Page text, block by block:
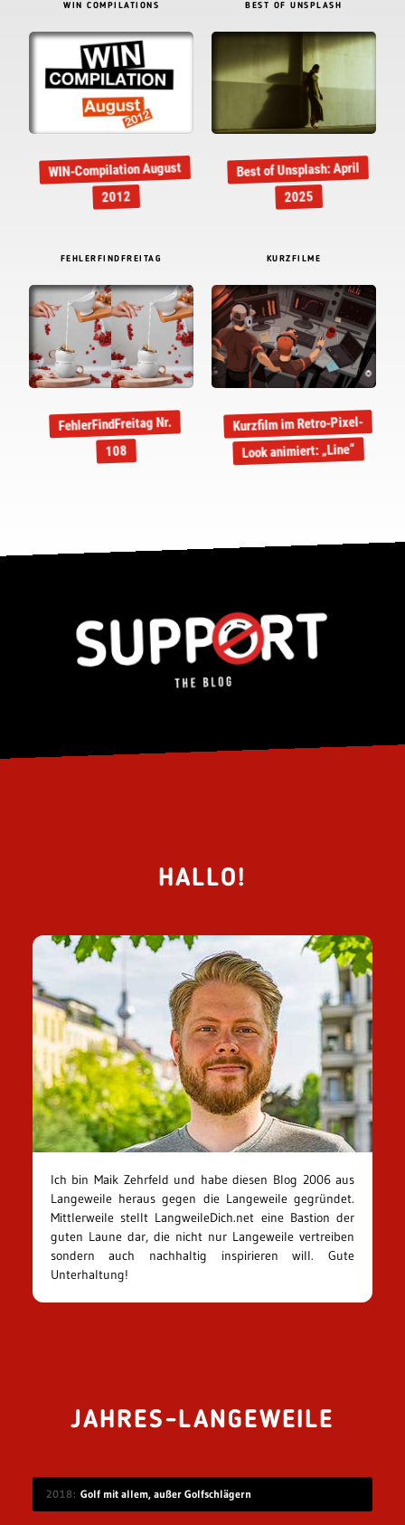
WIN COMPILATIONS
WIN-Compilation August
2012
BEST OF UNSPLASH
Best of Unsplash: April
2025
FEHLERFINDFREITAG
FehlerFindFreitag Nr.
108
KURZFILME
Kurzfilm im Retro-Pixel-
Look animiert: „Line“
HALLO!
Ich bin Maik Zehrfeld und habe diesen Blog 2006 aus
Langeweile heraus gegen die Langeweile gegründet.
Mittlerweile stellt LangweileDich.net eine Bastion der
guten Laune dar, die nicht nur Langeweile vertreiben
sondern auch nachhaltig inspirieren will. Gute
Unterhaltung!
JAHRES-LANGEWEILE
2018 Golf mit allem, außer Golfschlägern